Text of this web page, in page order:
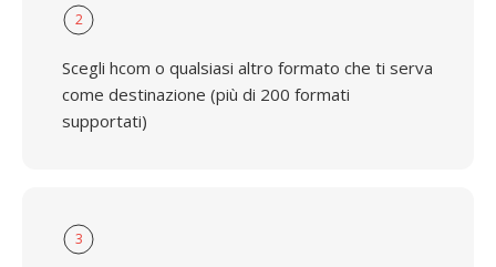
2
Scegli hcom o qualsiasi altro formato che ti serva
come destinazione (più di 200 formati
supportati)
3